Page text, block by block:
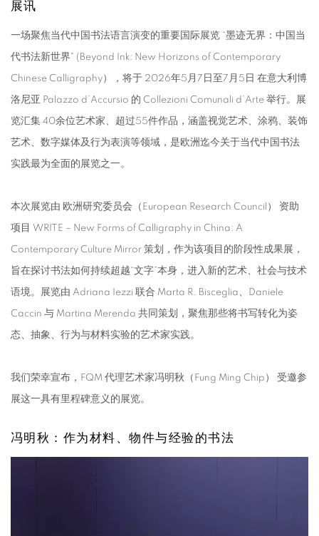
展讯
一场聚焦当代中国书法语言演变的重要国际展览 “墨迹无界：中国当
代书法新世界" (Beyond Ink: New Horizons of Contemporary
Chinese Calligraphy），将于 2026年5月7日至7月5日 在意大利博
洛尼亚 Palazzo d’Accursio 的 Collezioni Comunali d’Arte 举行。展
览汇集 40余位艺术家、超过55件作品，涵盖视觉艺术、涂鸦、装饰
艺术、数字媒体及行为表演等领域，是欧洲迄今关于当代中国书法
实践最为全面的展览之一。
本次展览由 欧洲研究委员会（European Research Council） 资助
项目 WRITE – New Forms of Calligraphy in China: A
Contemporary Culture Mirror 策划，作为该项目的阶段性成果展，
旨在探讨书法如何持续超越“文字”本身，进入新的艺术、社会与技术
语境。展览由 Adriana Iezzi 联合 Marta R. Bisceglia、Daniele
Caccin 与 Martina Merenda 共同策划，聚焦那些将书写转化为姿
态、抽象、行为与材料实验的艺术家实践。
我们荣幸宣布，FQM 代理艺术家冯明秋（Fung Ming Chip） 受邀参
展这一具有里程碑意义的展览。
冯明秋：作为材料、物件与经验的书法